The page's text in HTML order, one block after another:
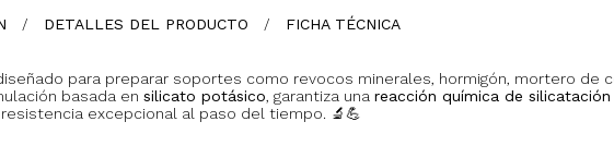
DETALLES DEL PRODUCTO FICHA TÉCNICA
para preparar soportes como revocos minerales, hormigón, mortero de
basada en silicato potásico, garantiza una reacción química de silicatación
excepcional al paso del tiempo. 🔬💪